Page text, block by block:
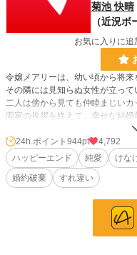
菊池 快晴
（近況ボ
お気に入りに追
令嬢メアリーは、幼い頃から将来
その隣には見知らぬ女性が立って
二人は傍から見ても仲睦まじいカ
両家の挨拶を終えて、幸せな結婚
メアリーは彼との出会いを思い
数年後、心の傷がようやく癒えた
彼女の口から発せられた言葉は
※ハッピーエンド＆純愛
他サイトでも掲載しております。
1,378 位 / 228,744
24h.ポイント 944pt
4,792
ハッピーエンド
純愛 けな
婚約破棄
すれ違い